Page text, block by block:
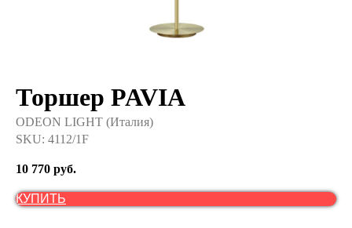
Торшер PAVIA
ODEON LIGHT (Италия)
SKU: 4112/1F
10 770 руб.
КУПИТЬ